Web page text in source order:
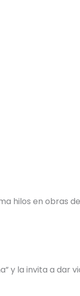
hilos en obras
y la invita a dar